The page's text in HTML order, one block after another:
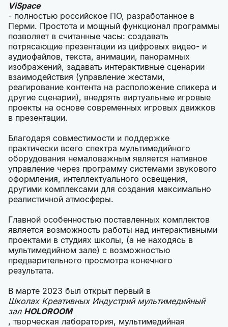
ViSpace
- полностью российское ПО, разработанное в
Перми. Простота и мощный функционал программы
позволяет в считанные часы: создавать
потрясающие презентации из цифровых видео- и
аудиофайлов, текста, анимации, панорамных
изображений, задавать интерактивные сценарии
взаимодействия (управление жестами,
реагирование контента на расположение спикера и
другие сценарии), внедрять виртуальные игровые
проекты на основе современных игровых движков
в презентации.
Благодаря совместимости и поддержке
практически всего спектра мультимедийного
оборудования немаловажным является нативное
управление через программу системами звукового
оформления, интеллектуального освещения,
другими комплексами для создания максимально
реалистичной атмосферы.
Главной особенностью поставленных комплектов
является возможность работы над интерактивными
проектами в студиях школы, (а не находясь в
мультимедийном зале) с возможностью
предварительного просмотра конечного
результата.
В марте 2023 был открыт первый в
Школах Креативных Индустрий мультимедийный
зал HOLOROOM
, творческая лаборатория, мультимедийная